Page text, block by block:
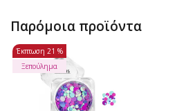
Παρόμοια προϊόντα
Έκπτωση 21 %
Ξεπούλημα